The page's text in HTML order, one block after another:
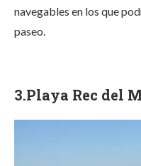
navegables en los que
paseo.
3.Playa Rec del